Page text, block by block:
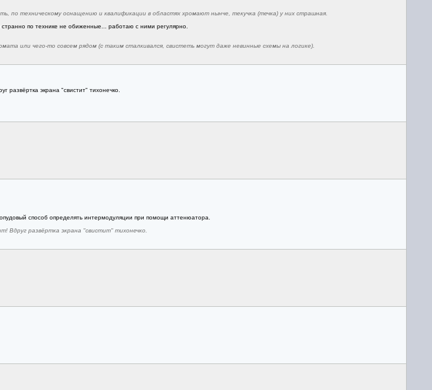
по техническому оснащению и квалификации в областях хромают нынче, текучка (течка) у них страшная.
по технике не обиженные... работаю с ними регулярно.
или чего-то совсем рядом (с таким сталкивался, свистеть могут даже невинные схемы на логике).
развёртка экрана "свистит" тихонечко.
способ определять интермодуляции при помощи аттенюатора.
развёртка экрана "свистит" тихонечко.